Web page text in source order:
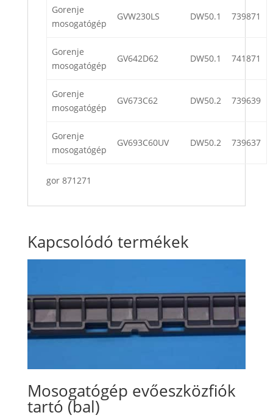
Gorenje
mosogatógép
GVW230LS DW50.1 739871
Gorenje
mosogatógép
GV642D62 DW50.1 741871
Gorenje
mosogatógép
GV673C62 DW50.2 739639
Gorenje
mosogatógép
GV693C60UV DW50.2 739637
gor 871271
Kapcsolódó termékek
Mosogatógép evőeszközfiók
tartó (bal)